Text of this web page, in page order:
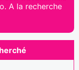
A la recherche